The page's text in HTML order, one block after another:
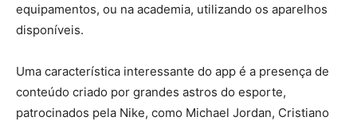
equipamentos, ou na academia, utilizando os aparelhos
disponíveis.
Uma característica interessante do app é a presença de
conteúdo criado por grandes astros do esporte,
patrocinados pela Nike, como Michael Jordan, Cristiano